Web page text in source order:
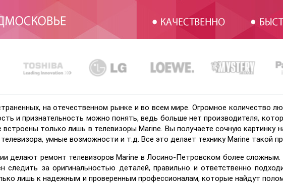
на отечественном рынке и во всем мире. Огромное количество
и признательность можно понять, ведь больше нет производителя,
только лишь в телевизоры Marine. Вы получаете сочную картинку
умные возможности и т.д. Все это делает технику Marine такой
делают ремонт телевизоров Marine в Лосино-Петровском более
следить за оригинальностью деталей, правильно и ответственно
лишь к надежным и проверенным профессионалам, которые найдут